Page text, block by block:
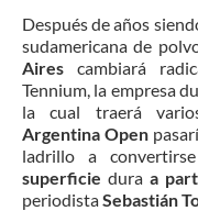
Después de años
sudamericana de
Aires cambiará
Tennium, la empresa
la cual traerá
Argentina Open
ladrillo a
superficie dura a
periodistaSebastián